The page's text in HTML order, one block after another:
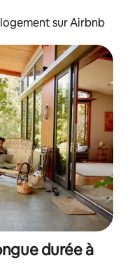
sur Airbnb
durée à